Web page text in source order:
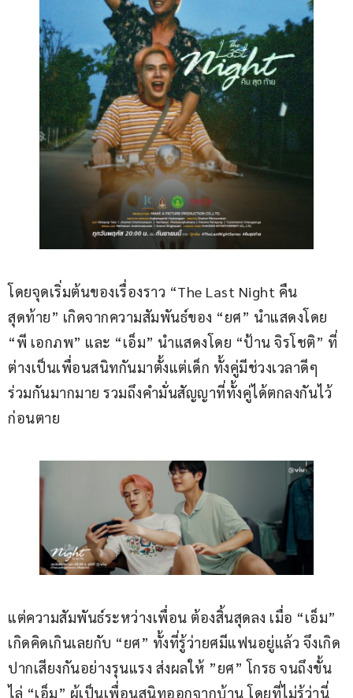
โดยจุดเริ่มต้นของเรื่องราว “The Last Night คืน
สุดท้าย” เกิดจากความสัมพันธ์ของ “ยศ” นำแสดงโดย
“พี เอกภพ” และ “เอ็ม” นำแสดงโดย “ป้าน จิรโชติ” ที่
ต่างเป็นเพื่อนสนิทกันมาตั้งแต่เด็ก ทั้งคู่มีช่วงเวลาดีๆ
ร่วมกันมากมาย รวมถึงคำมั่นสัญญาที่ทั้งคู่ได้ตกลงกันไว้
ก่อนตาย
แต่ความสัมพันธ์ระหว่างเพื่อน ต้องสิ้นสุดลง เมื่อ “เอ็ม”
เกิดคิดเกินเลยกับ “ยศ” ทั้งที่รู้ว่ายศมีแฟนอยู่แล้ว จึงเกิด
ปากเสียงกันอย่างรุนแรง ส่งผลให้ ”ยศ” โกรธ จนถึงขั้น
ไล่ “เอ็ม” ผู้เป็นเพื่อนสนิทออกจากบ้าน โดยที่ไม่รู้ว่านี่